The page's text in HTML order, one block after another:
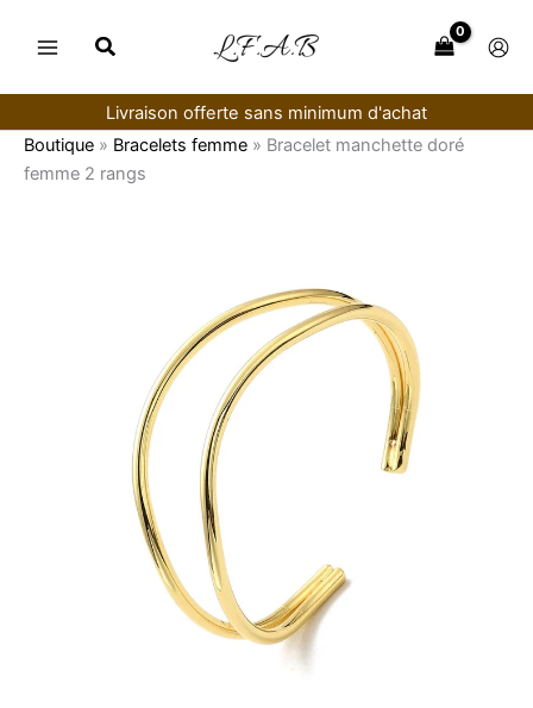
Livraison offerte sans minimum d'achat
Boutique » Bracelets femme » Bracelet manchette doré
femme 2 rangs